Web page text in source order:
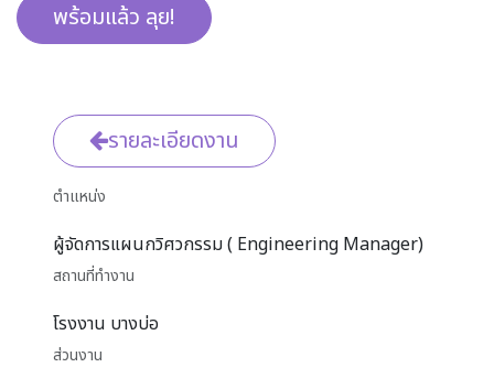
พร้อมแล้ว ลุย!
รายละเอียดงาน
ตำแหน่ง
ผู้จัดการแผนกวิศวกรรม ( Engineering Manager)
สถานที่ทำงาน
โรงงาน บางบ่อ
ส่วนงาน